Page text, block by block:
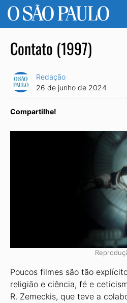
Contato (1997)
Redação
26 de junho de 2024
Compartilhe!
Poucos filmes são tão
religião e ciência, fé e
R. Zemeckis, que teve a